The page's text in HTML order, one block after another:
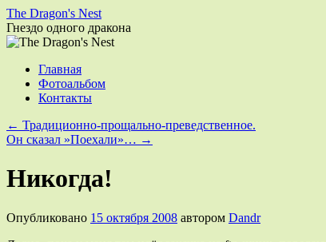
The Dragon's Nest
Гнездо одного дракона
Перейти
содержимому
Главная
Фотоальбом
Контакты
← Традиционно-прощально-преведственное.
Он сказал »Поехали»… →
Никогда!
Опубликовано 15 октября 2008 автором Dandr